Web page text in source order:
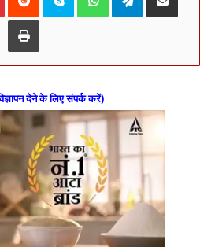
Print
देने के लिए संपर्क करें)